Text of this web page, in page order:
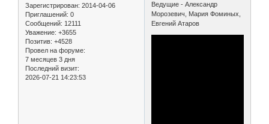
Зарегистрирован: 2014-04-06
Приглашений: 0
Сообщений: 12111
Уважение: +3655
Позитив: +4528
Провел на форуме:
7 месяцев 3 дня
Последний визит:
2026-07-21 14:23:53
Ведущие - Александр
Морозевич, Мария Фоминых,
Евгений Атаров